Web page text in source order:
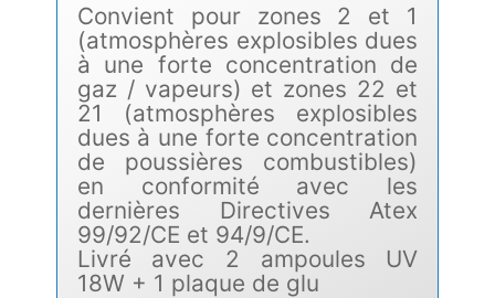
Convient pour zones 2 et 1
(atmosphères explosibles dues
à une forte concentration de
gaz / vapeurs) et zones 22 et
21 (atmosphères explosibles
dues à une forte concentration
de poussières combustibles)
en conformité avec les
dernières Directives Atex
99/92/CE et 94/9/CE.
Livré avec 2 ampoules UV
18W + 1 plaque de glu